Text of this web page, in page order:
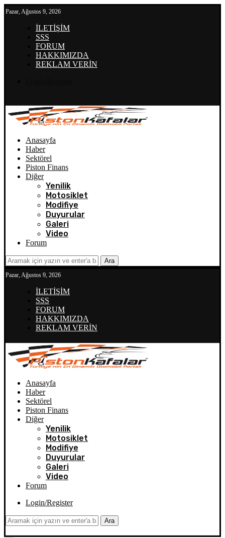
Pazar, Ağustos 9, 2026
İLETİŞİM
SSS
FORUM
HAKKIMIZDA
REKLAM VERİN
Anasayfa
Haber
Sektörel
Piston Finans
Diğer
Yenilik
Motosiklet
Modifiye
Duyurular
Galeri
Video
Forum
Ara
Pazar, Ağustos 9, 2026
İLETİŞİM
SSS
FORUM
HAKKIMIZDA
REKLAM VERİN
Anasayfa
Haber
Sektörel
Piston Finans
Diğer
Yenilik
Motosiklet
Modifiye
Duyurular
Galeri
Video
Forum
Login/Register
Ara